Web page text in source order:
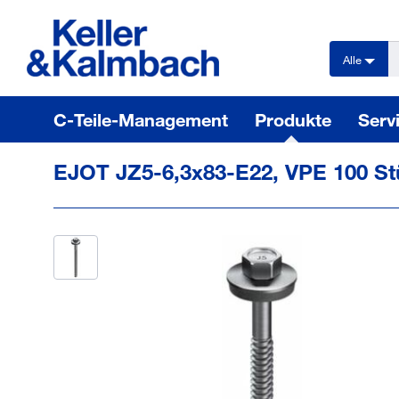
Alle
C-Teile-Management Produkte
EJOT JZ5-6,3x83-E22, VPE 100